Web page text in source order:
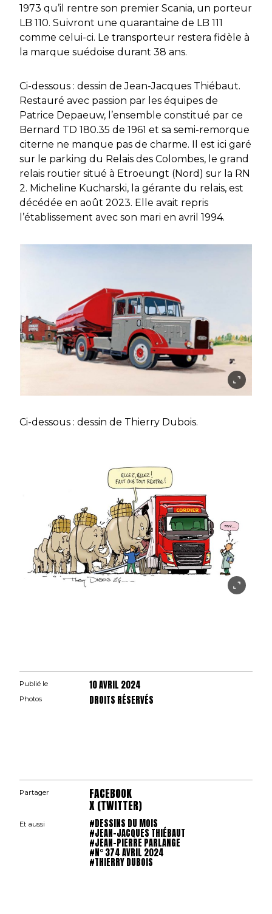
1973 qu’il rentre son premier Scania, un porteur
LB 110. Suivront une quarantaine de LB 111
comme celui-ci. Le transporteur restera fidèle à
la marque suédoise durant 38 ans.
Ci-dessous : dessin de Jean-Jacques Thiébaut.
Restauré avec passion par les équipes de
Patrice Depaeuw, l’ensemble constitué par ce
Bernard TD 180.35 de 1961 et sa semi-remorque
citerne ne manque pas de charme. Il est ici garé
sur le parking du Relais des Colombes, le grand
relais routier situé à Etroeungt (Nord) sur la RN
2. Micheline Kucharski, la gérante du relais, est
décédée en août 2023. Elle avait repris
l’établissement avec son mari en avril 1994.
Ci-dessous : dessin de Thierry Dubois.
Publié le 10 AVRIL 2024
Photos DROITS RÉSERVÉS
Partager FACEBOOK
X (TWITTER)
Et aussi #DESSINS DU MOIS
#JEAN-JACQUES THIÉBAUT
#JEAN-PIERRE PARLANGE
#N° 374 AVRIL 2024
#THIERRY DUBOIS